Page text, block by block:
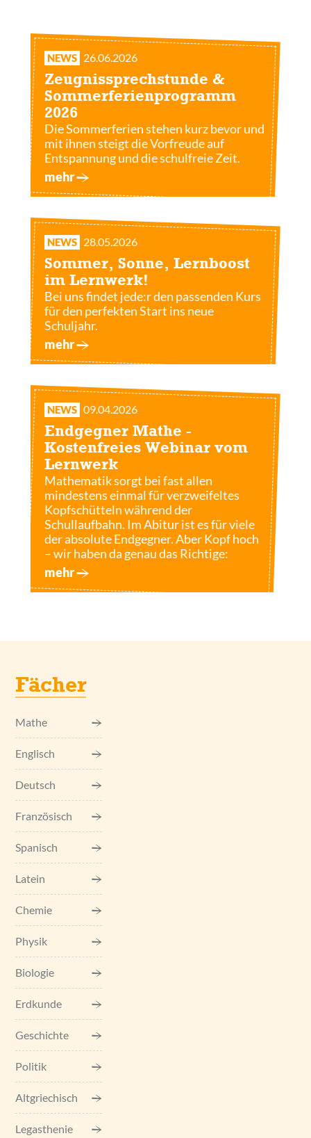
NEWS 26.06.2026
Zeugnissprechstunde &
Sommerferienprogramm
2026
Die Sommerferien stehen kurz bevor und
mit ihnen steigt die Vorfreude auf
Entspannung und die schulfreie Zeit.
mehr
NEWS 28.05.2026
Sommer, Sonne, Lernboost
im Lernwerk!
Bei uns findet jede:r den passenden Kurs
für den perfekten Start ins neue
Schuljahr.
mehr
NEWS 09.04.2026
Endgegner Mathe -
Kostenfreies Webinar vom
Lernwerk
Mathematik sorgt bei fast allen
mindestens einmal für verzweifeltes
Kopfschütteln während der
Schullaufbahn. Im Abitur ist es für viele
der absolute Endgegner. Aber Kopf hoch
– wir haben da genau das Richtige:
mehr
Fächer
Mathe
Englisch
Deutsch
Französisch
Spanisch
Latein
Chemie
Physik
Biologie
Erdkunde
Geschichte
Politik
Altgriechisch
Legasthenie